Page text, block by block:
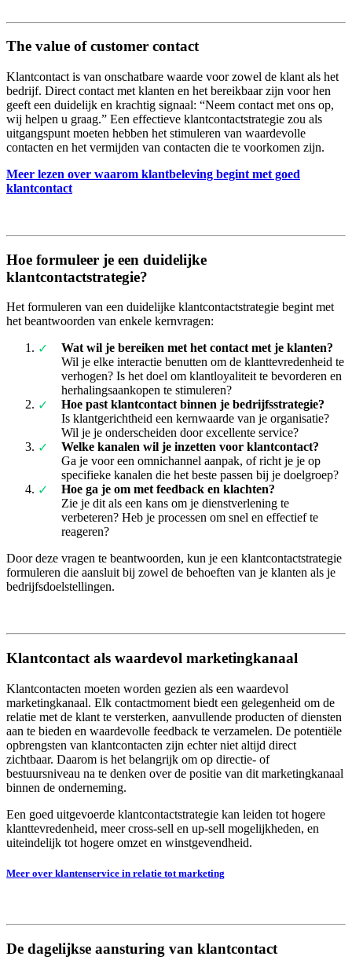
The value of customer contact
Klantcontact is van onschatbare waarde voor zowel de klant als het
bedrijf. Direct contact met klanten en het bereikbaar zijn voor hen
geeft een duidelijk en krachtig signaal: “Neem contact met ons op,
wij helpen u graag.” Een effectieve klantcontactstrategie zou als
uitgangspunt moeten hebben het stimuleren van waardevolle
contacten en het vermijden van contacten die te voorkomen zijn.
Meer lezen over waarom klantbeleving begint met goed
klantcontact
Hoe formuleer je een duidelijke
klantcontactstrategie?
Het formuleren van een duidelijke klantcontactstrategie begint met
het beantwoorden van enkele kernvragen:
Wat wil je bereiken met het contact met je klanten?
Wil je elke interactie benutten om de klanttevredenheid te
verhogen? Is het doel om klantloyaliteit te bevorderen en
herhalingsaankopen te stimuleren?
Hoe past klantcontact binnen je bedrijfsstrategie?
Is klantgerichtheid een kernwaarde van je organisatie?
Wil je je onderscheiden door excellente service?
Welke kanalen wil je inzetten voor klantcontact?
Ga je voor een omnichannel aanpak, of richt je je op
specifieke kanalen die het beste passen bij je doelgroep?
Hoe ga je om met feedback en klachten?
Zie je dit als een kans om je dienstverlening te
verbeteren? Heb je processen om snel en effectief te
reageren?
Door deze vragen te beantwoorden, kun je een klantcontactstrategie
formuleren die aansluit bij zowel de behoeften van je klanten als je
bedrijfsdoelstellingen.
Klantcontact als waardevol marketingkanaal
Klantcontacten moeten worden gezien als een waardevol
marketingkanaal. Elk contactmoment biedt een gelegenheid om de
relatie met de klant te versterken, aanvullende producten of diensten
aan te bieden en waardevolle feedback te verzamelen. De potentiële
opbrengsten van klantcontacten zijn echter niet altijd direct
zichtbaar. Daarom is het belangrijk om op directie- of
bestuursniveau na te denken over de positie van dit marketingkanaal
binnen de onderneming.
Een goed uitgevoerde klantcontactstrategie kan leiden tot hogere
klanttevredenheid, meer cross-sell en up-sell mogelijkheden, en
uiteindelijk tot hogere omzet en winstgevendheid.
Meer over klantenservice in relatie tot marketing
De dagelijkse aansturing van klantcontact